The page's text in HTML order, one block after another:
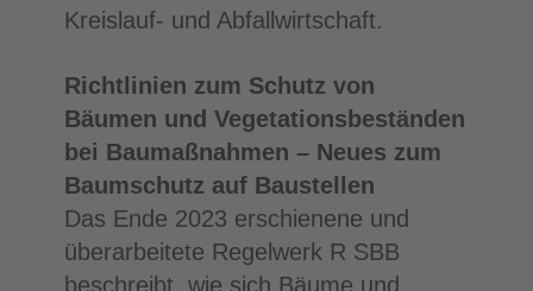
Kreislauf- und Abfallwirtschaft.
Richtlinien zum Schutz von
Bäumen und Vegetationsbeständen
bei Baumaßnahmen – Neues zum
Baumschutz auf Baustellen
Das Ende 2023 erschienene und
überarbeitete Regelwerk R SBB
beschreibt, wie sich Bäume und